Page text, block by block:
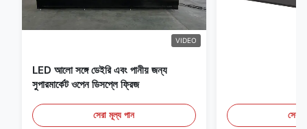
VIDEO
LED আলো সঙ্গে ডেইরি এবং পানীয় জন্য
সুপারমার্কেট ওপেন ডিসপ্লে ফ্রিজ
সেরা মূল্য পান সেরা